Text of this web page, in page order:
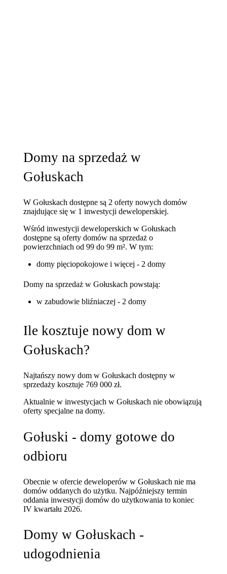
Domy na sprzedaż w
Gołuskach
W Gołuskach dostępne są 2 oferty nowych domów
znajdujące się w 1 inwestycji deweloperskiej.
Wśród inwestycji deweloperskich w Gołuskach
dostępne są oferty domów na sprzedaż o
powierzchniach od 99 do 99 m². W tym:
domy pięciopokojowe i więcej - 2 domy
Domy na sprzedaż w Gołuskach powstają:
w zabudowie bliźniaczej - 2 domy
Ile kosztuje nowy dom w
Gołuskach?
Najtańszy nowy dom w Gołuskach dostępny w
sprzedaży kosztuje 769 000 zł.
Aktualnie w inwestycjach w Gołuskach nie obowiązują
oferty specjalne na domy.
Gołuski - domy gotowe do
odbioru
Obecnie w ofercie deweloperów w Gołuskach nie ma
domów oddanych do użytku. Najpóźniejszy termin
oddania inwestycji domów do użytkowania to koniec
IV kwartału 2026.
Domy w Gołuskach -
udogodnienia